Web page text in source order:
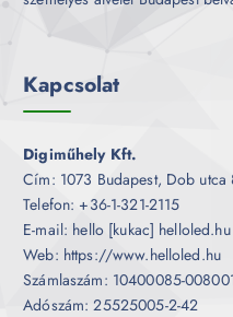
Kapcsolat
Digiműhely Kft.
Cím: 1073 Budapest, Dob utca
Telefon: +36-1-321-2115
E-mail: hello [kukac] helloled.hu
Web: https://www.helloled.hu
Számlaszám: 10400085-
Adószám: 25525005-2-42